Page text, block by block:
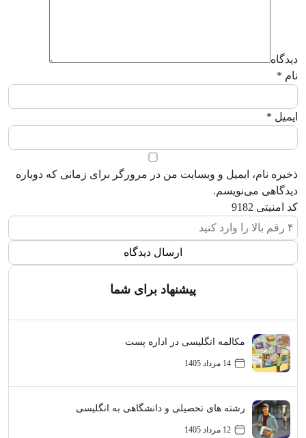
دیدگاه
نام *
ایمیل *
ذخیره نام، ایمیل و وبسایت من در مرورگر برای زمانی که دوباره
دیدگاهی می‌نویسم.
کد امنیتی 9182
پیشنهاد برای شما
مکالمه انگلیسی در اداره پست
14 مرداد 1405
رشته های تحصیلی و دانشگاهی به انگلیسی
12 مرداد 1405